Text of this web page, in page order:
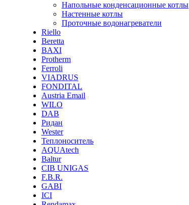
Напольные конденсационные котлы
Настенные котлы
Проточные водонагреватели
Riello
Beretta
BAXI
Protherm
Ferroli
VIADRUS
FONDITAL
Austria Email
WILO
DAB
Ридан
Wester
Теплоноситель
AQUAtech
Baltur
CIB UNIGAS
F.B.R.
GABI
ICI